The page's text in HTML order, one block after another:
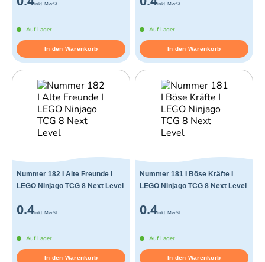
inkl. MwSt.
Auf Lager
In den Warenkorb
inkl. MwSt.
Auf Lager
In den Warenkorb
Nummer 182 I Alte Freunde I
LEGO Ninjago TCG 8 Next Level
0.4inkl. MwSt.
Auf Lager
In den Warenkorb
Nummer 181 I Böse Kräfte I
LEGO Ninjago TCG 8 Next Level
0.4inkl. MwSt.
Auf Lager
In den Warenkorb